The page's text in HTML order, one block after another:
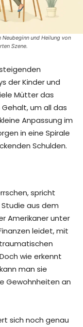
und Heilung von
Szene.
der Kinder und
Mütter das
um all das
Anpassung im
in eine Spirale
Schulden.
spricht
aus dem
Amerikaner unter
leidet, mit
wie erkennt
man sie
Gewohnheiten an
sich noch genau